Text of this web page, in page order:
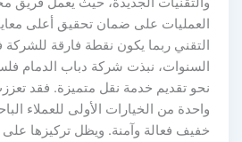
العمليات على ضمان تحقيق أعلى
التقني ربما يكون نقطة فارقة للشركة
السنوات، نبذت شركة دباب الدمام
نحو تقديم خدمة نقل متميزة. فقد
واحدة من الخيارات الأولى للعملاء
خفيف فعالة وآمنة. ويظل تركيزها على